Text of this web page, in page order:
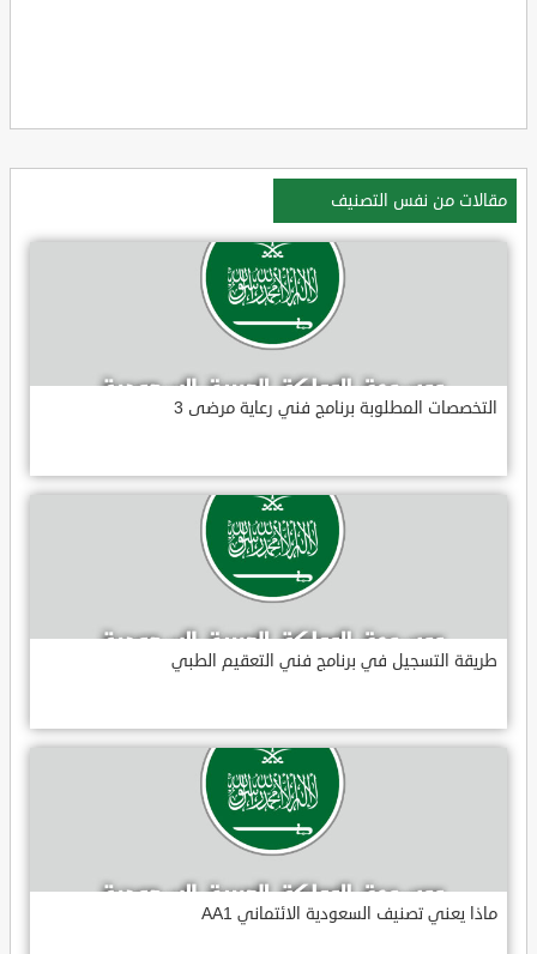
مقالات من نفس التصنيف
التخصصات المطلوبة برنامج فني رعاية مرضى 3
طريقة التسجيل في برنامج فني التعقيم الطبي
ماذا يعني تصنيف السعودية الائتماني AA1